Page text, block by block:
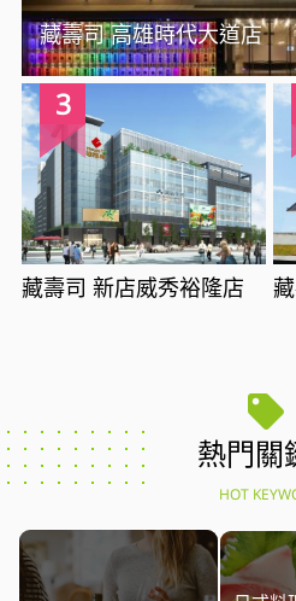
藏壽司 高雄時代大道店
3
藏壽司 新店威秀裕隆店
熱門關
HOT